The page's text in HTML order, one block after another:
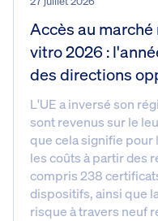
Accès au
vitro 2026 :
des directions
L'UE a inversé son
sont revenus sur le
que cela signifie pour
les coûts à partir des
compris 238
dispositifs, ainsi que
risque à travers neuf